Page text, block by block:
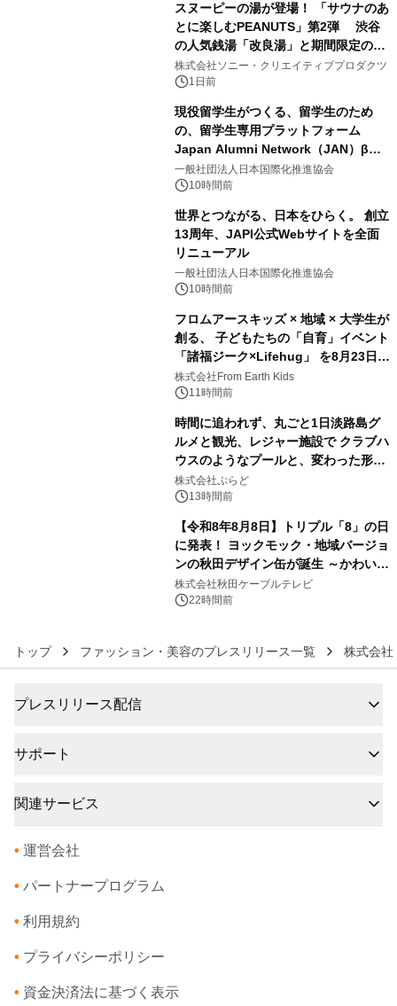
スヌーピーの湯が登場！ 「サウナのあ
とに楽しむPEANUTS」第2弾 渋谷
の人気銭湯「改良湯」と期間限定のコ
ラボレーション サウナイキタイコラ
ボグッズも発売決定！
株式会社ソニー・クリエイティブプロダクツ
1日前
現役留学生がつくる、留学生のため
の、留学生専用プラットフォーム
Japan Alumni Network（JAN）β版
をリリース
一般社団法人日本国際化推進協会
10時間前
世界とつながる、日本をひらく。 創立
13周年、JAPI公式Webサイトを全面
リニューアル
一般社団法人日本国際化推進協会
10時間前
フロムアースキッズ × 地域 × 大学生が
創る、 子どもたちの「自育」イベント
「諸福ジーク×Lifehug」 を8月23日
(日)開催
株式会社From Earth Kids
11時間前
時間に追われず、丸ごと1日淡路島グ
ルメと観光、レジャー施設で クラブハ
ウスのようなプールと、変わった形の
サウナも 「THE BOXY AWAJI」のお
得な素泊まり連泊プランで
株式会社ぷらど
13時間前
【令和8年8月8日】トリプル「8」の日
に発表！ ヨックモック・地域バージョ
ンの秋田デザイン缶が誕生 ～かわいい
秋田犬の子犬と秋田の四季と名所を巡
るパッケージ～ 9月1日(火)秋田県内で
株式会社秋田ケーブルテレビ
22時間前
トップ ファッション・美容のプレスリリース一覧 株式会社
プレスリリース配信
サポート
関連サービス
• 運営会社
• パートナープログラム
• 利用規約
• プライバシーポリシー
• 資金決済法に基づく表示